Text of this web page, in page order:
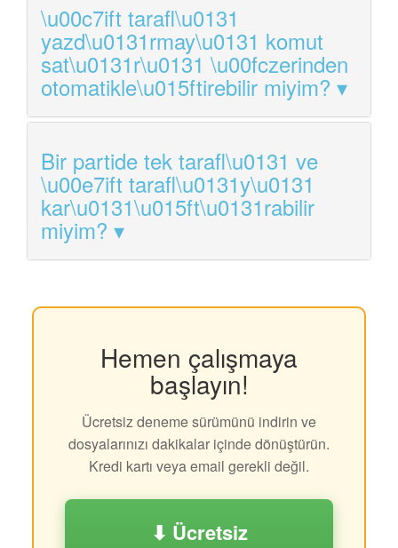
\u00c7ift tarafl\u0131
yazd\u0131rmay\u0131 komut
sat\u0131r\u0131 \u00fczerinden
otomatikle\u015ftirebilir miyim?
Bir partide tek tarafl\u0131 ve
\u00e7ift tarafl\u0131y\u0131
kar\u0131\u015ft\u0131rabilir
miyim?
Hemen çalışmaya
başlayın!
Ücretsiz deneme sürümünü indirin ve
dosyalarınızı dakikalar içinde dönüştürün.
Kredi kartı veya email gerekli değil.
⬇ Ücretsiz